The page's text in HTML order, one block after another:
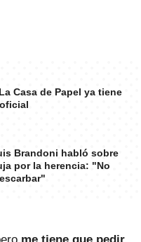
Casa de Papel ya tiene
Brandoni habló sobre
por la herencia: "No